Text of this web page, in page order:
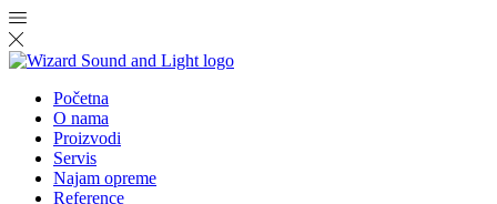
Početna
O nama
Proizvodi
Servis
Najam opreme
Reference